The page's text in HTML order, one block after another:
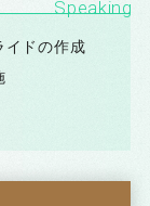
イドの作成